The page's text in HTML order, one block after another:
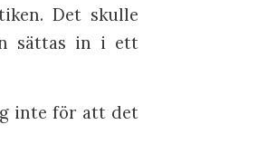
Det skulle
sättas in i ett
inte för att det